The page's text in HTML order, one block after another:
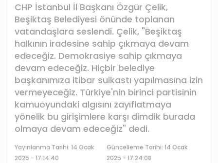
CHP İstanbul İl Başkanı Özgür Çelik,
Beşiktaş Belediyesi önünde toplanan
vatandaşlara seslendi. Çelik, "Beşiktaş
halkının iradesine sahip çıkmaya devam
edeceğiz. Demokrasiye sahip çıkmaya
devam edeceğiz. Hiçbir belediye
başkanımıza itibar suikastı yapılmasına izin
vermeyeceğiz. Türkiye'nin birinci partisinin
kamuoyundaki algısını zayıflatmaya
yönelik bu girişimlere karşı dimdik burada
olmaya devam edeceğiz" dedi.
Yayınlanma Tarihi: 14 Ocak
2025 - 17:14:40
Güncelleme Tarihi: 14 Ocak
2025 - 17:24:08